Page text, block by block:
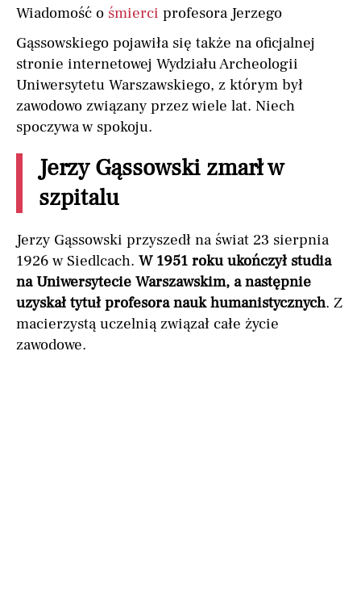
Wiadomość o śmierci profesora Jerzego
Gąssowskiego pojawiła się także na oficjalnej
stronie internetowej Wydziału Archeologii
Uniwersytetu Warszawskiego, z którym był
zawodowo związany przez wiele lat. Niech
spoczywa w spokoju.
Jerzy Gąssowski zmarł w
szpitalu
Jerzy Gąssowski przyszedł na świat 23 sierpnia
1926 w Siedlcach. W 1951 roku ukończył studia
na Uniwersytecie Warszawskim, a następnie
uzyskał tytuł profesora nauk humanistycznych. Z
macierzystą uczelnią związał całe życie
zawodowe.